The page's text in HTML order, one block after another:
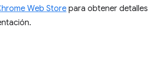
Web Store para obtener detalles